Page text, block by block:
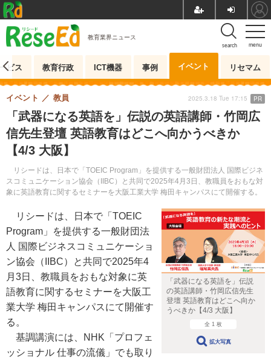
menu
search
教育業界ニュース
ビス 教育行政 ICT機器 事例 イベント リセマム
「武器になる英語を」伝説の英語講師・竹岡広
信先生登壇 英語教育はどこへ向かうべきか
【4/3 大阪】
リシードは、日本で「TOEIC Program」を提供する一般財団法人 国際ビジネ
スコミュニケーション協会（IIBC）と共同で2025年4月3日、教職員をおもな対
象に英語教育に関するセミナーを大阪工業大学 梅田キャンパスにて開催する。
イベント 教員 2025.3.18 Tue 17:15 PR
「武器になる英語を」伝説
の英語講師・竹岡広信先生
登壇 英語教育はどこへ向か
うべきか【4/3 大阪】
全 1 枚
拡大写真
リシードは、日本で「TOEIC
Program」を提供する一般財団法
人 国際ビジネスコミュニケーショ
ン協会（IIBC）と共同で2025年4
月3日、教職員をおもな対象に英
語教育に関するセミナーを大阪工
業大学 梅田キャンパスにて開催す
る。
基調講演には、NHK「プロフェ
ッショナル 仕事の流儀」でも取り